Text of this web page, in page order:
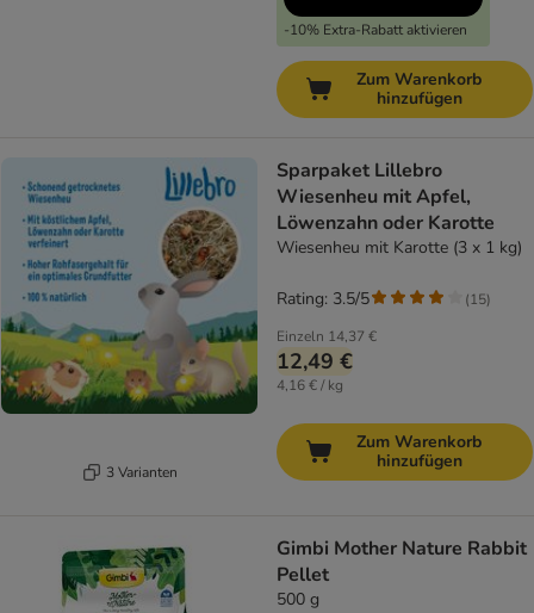
-10% Extra-Rabatt aktivieren
Zum Warenkorb
hinzufügen
3 Varianten
Sparpaket Lillebro
Wiesenheu mit Apfel,
Löwenzahn oder Karotte
Wiesenheu mit Karotte (3 x 1 kg)
Einzeln 14,37 €
12,49 €
4,16 € / kg
Rating: 3.5/5 (15)
Zum Warenkorb
hinzufügen
Gimbi Mother Nature Rabbit
Pellet
500 g